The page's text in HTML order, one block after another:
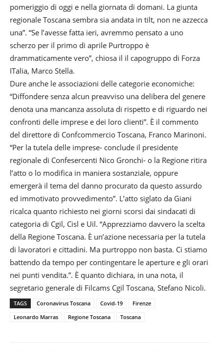
pomeriggio di oggi e nella giornata di domani. La giunta
regionale Toscana sembra sia andata in tilt, non ne azzecca
una”. “Se l’avesse fatta ieri, avremmo pensato a uno
scherzo per il primo di aprile Purtroppo è
drammaticamente vero”, chiosa il il capogruppo di Forza
ITalia, Marco Stella.
Dure anche le associazioni delle categorie economiche:
“Diffondere senza alcun preavviso una delibera del genere
denota una mancanza assoluta di rispetto e di riguardo nei
confronti delle imprese e dei loro clienti”. È il commento
del direttore di Confcommercio Toscana, Franco Marinoni.
“Per la tutela delle imprese- conclude il presidente
regionale di Confesercenti Nico Gronchi- o la Regione ritira
l’atto o lo modifica in maniera sostanziale, oppure
emergerà il tema del danno procurato da questo assurdo
ed immotivato provvedimento”. L’atto siglato da Giani
ricalca quanto richiesto nei giorni scorsi dai sindacati di
categoria di Cgil, Cisl e Uil. “Apprezziamo davvero la scelta
della Regione Toscana. È un’azione necessaria per la tutela
di lavoratori e cittadini. Ma purtroppo non basta. Ci stiamo
battendo da tempo per contingentare le aperture e gli orari
nei punti vendita.”. È quanto dichiara, in una nota, il
segretario generale di Filcams Cgil Toscana, Stefano Nicoli.
TAGS Coronavirus Toscana Covid-19
Firenze
Leonardo Marras
Regione Toscana Toscana